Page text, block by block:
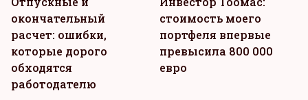
окончательный
расчет: ошибки,
которые дорого
обходятся
работодателю
стоимость моего
портфеля впервые
превысила 800 000
евро